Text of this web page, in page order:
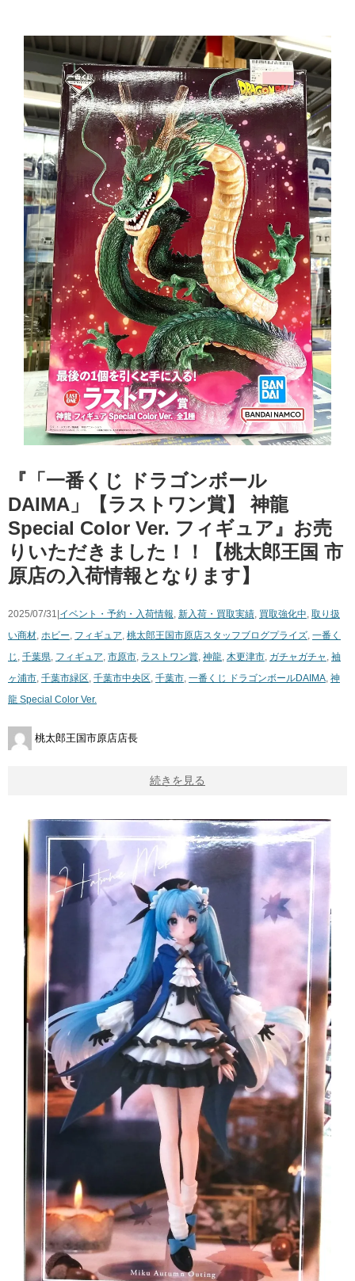
『「一番くじ ドラゴンボール
DAIMA」【ラストワン賞】 神龍
Special Color Ver. フィギュア』お売
りいただきました！！【桃太郎王国 市
原店の入荷情報となります】
2025/07/31| イベント・予約・入荷情報, 新入荷・買取実績, 買取強化中, 取り扱
い商材, ホビー, フィギュア, 桃太郎王国市原店スタッフブログプライズ, 一番く
じ , 千葉県, フィギュア, 市原市, ラストワン賞, 神龍, 木更津市, ガチャガチャ , 袖
ヶ浦市, 千葉市緑区, 千葉市中央区, 千葉市, 一番くじ ドラゴンボールDAIMA, 神
龍 Special Color Ver.
桃太郎王国市原店店長
続きを見る